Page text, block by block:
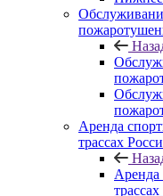
Аренда
трассах
Аренда